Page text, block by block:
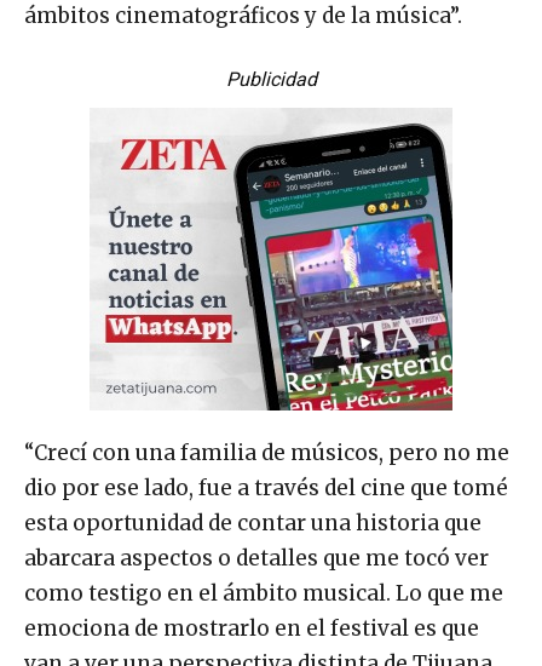
ámbitos cinematográficos y de la música”.
Publicidad
“Crecí con una familia de músicos, pero no me
dio por ese lado, fue a través del cine que tomé
esta oportunidad de contar una historia que
abarcara aspectos o detalles que me tocó ver
como testigo en el ámbito musical. Lo que me
emociona de mostrarlo en el festival es que